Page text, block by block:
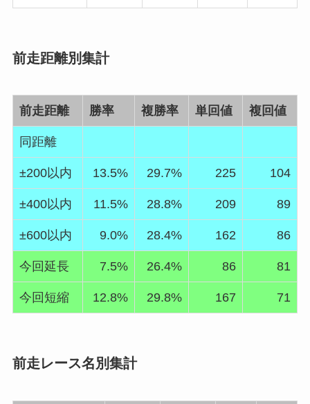
前走距離別集計
前走距離 勝率 複勝率 単回値 複回値
同距離
±200以内 13.5% 29.7% 225 104
±400以内 11.5% 28.8% 209 89
±600以内 9.0% 28.4% 162 86
今回延長 7.5% 26.4% 86 81
今回短縮 12.8% 29.8% 167 71
前走レース名別集計